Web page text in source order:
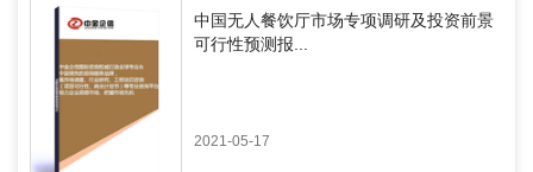
中国无人餐饮厅市场专项调研及投资前景
可行性预测报...
2021-05-17